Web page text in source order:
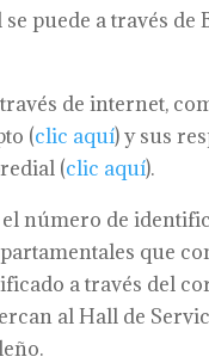
puede a través de
de internet,
(clic aquí) y sus
(clic aquí).
número de
que
a través del
al Hall de